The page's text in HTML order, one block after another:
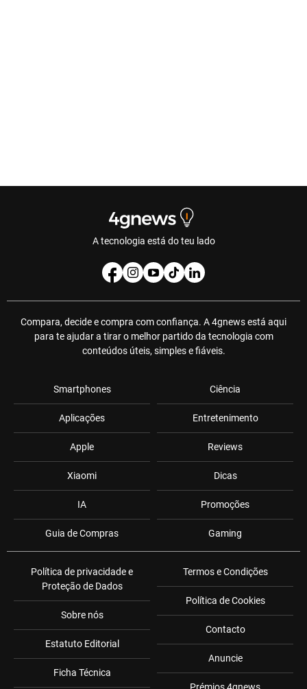
A tecnologia está do teu lado
Compara, decide e compra com confiança. A 4gnews está aqui
para te ajudar a tirar o melhor partido da tecnologia com
conteúdos úteis, simples e fiáveis.
Smartphones
Aplicações
Apple
Xiaomi
IA
Guia de Compras
Ciência
Entretenimento
Reviews
Dicas
Promoções
Gaming
Política de privacidade e
Proteção de Dados
Sobre nós
Estatuto Editorial
Ficha Técnica
Termos e Condições
Política de Cookies
Contacto
Anuncie